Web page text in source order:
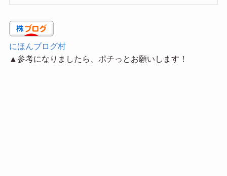
にほんブログ村
▲参考になりましたら、ポチっとお願いします！